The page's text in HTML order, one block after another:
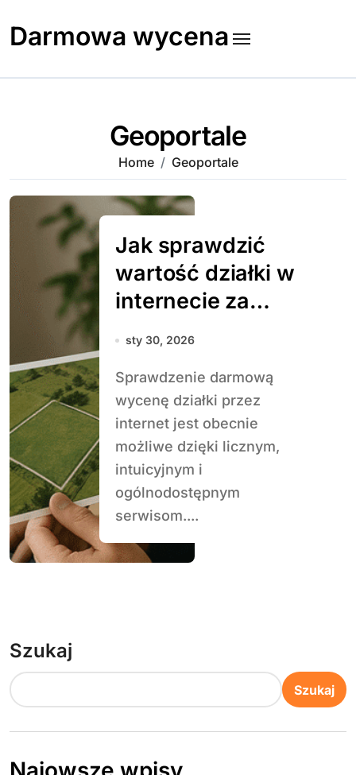
content
Darmowa wycena
Geoportale
Home Geoportale
Jak sprawdzić
wartość działki w
internecie za
darmo
sty 30, 2026
Sprawdzenie darmową
wycenę działki przez
internet jest obecnie
możliwe dzięki licznym,
intuicyjnym i
ogólnodostępnym
serwisom....
Szukaj
Szukaj